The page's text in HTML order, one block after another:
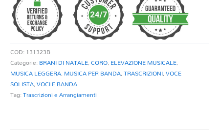
COD: 131323B
Categorie: BRANI DI NATALE,CORO, ELEVAZIONE MUSICALE,
MUSICA LEGGERA, MUSICA PER BANDA,TRASCRIZIONI,VOCE
SOLISTA,VOCI E BANDA
Tag:Trascrizioni e Arrangiamenti